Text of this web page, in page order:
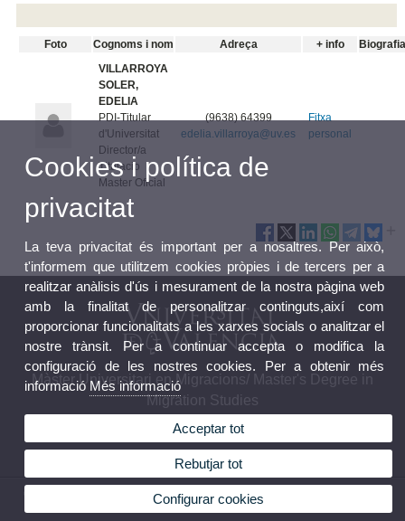
Foto Cognoms i nom Adreça + info
VILLARROYA
SOLER,
EDELIA
PDI-Titular
d'Universitat
Director/a
Titulacio
Master Oficial
(9638) 64399
edelia.villarroya@uv.es
Fitxa
personal
Màster Universitari en Migracions/ Master's Degree in
Migration Studies
© 2026 UV. - © 2013 UV - Màster Universitari Internacional en Migraciones. Avda Blasco
Ibañez 21. 46010 València. Telèfon: 96
Cookies i política de
privacitat
La teva privacitat és important per a nosaltres. Per això,
t'informem que utilitzem cookies pròpies i de tercers per a
realitzar anàlisis d'ús i mesurament de la nostra pàgina web
amb la finalitat de personalitzar continguts,així com
proporcionar funcionalitats a les xarxes socials o analitzar el
nostre trànsit. Per a continuar accepta o modifica la
configuració de les nostres cookies. Per a obtenir més
informacióMés informació
Acceptar tot
Rebutjar tot
Configurar cookies